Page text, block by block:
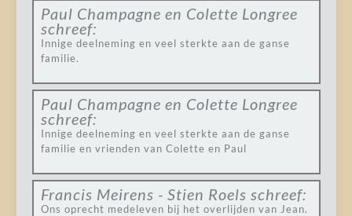
Paul Champagne en Colette Longree
schreef:
Innige deelneming en veel sterkte aan de ganse
familie.
Paul Champagne en Colette Longree
schreef:
Innige deelneming en veel sterkte aan de ganse
familie en vrienden van Colette en Paul
Francis Meirens - Stien Roels schreef:
Ons oprecht medeleven bij het overlijden van Jean.